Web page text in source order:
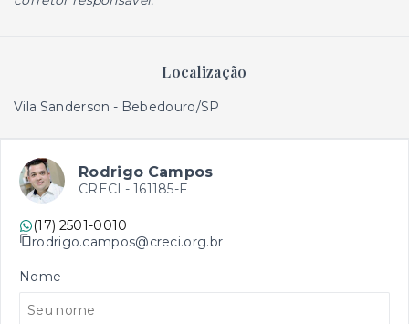
Localização
Vila Sanderson - Bebedouro/SP
Rodrigo Campos
CRECI - 161185-F
(17) 2501-0010
rodrigo.campos@creci.org.br
Nome